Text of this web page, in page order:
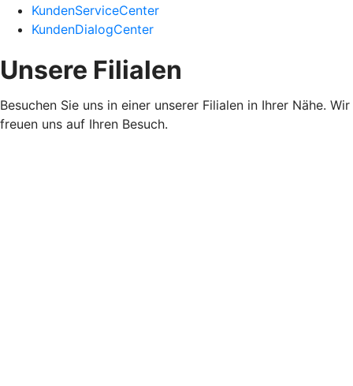
KundenServiceCenter
KundenDialogCenter
Unsere Filialen
Besuchen Sie uns in einer unserer Filialen in Ihrer Nähe. Wir
freuen uns auf Ihren Besuch.